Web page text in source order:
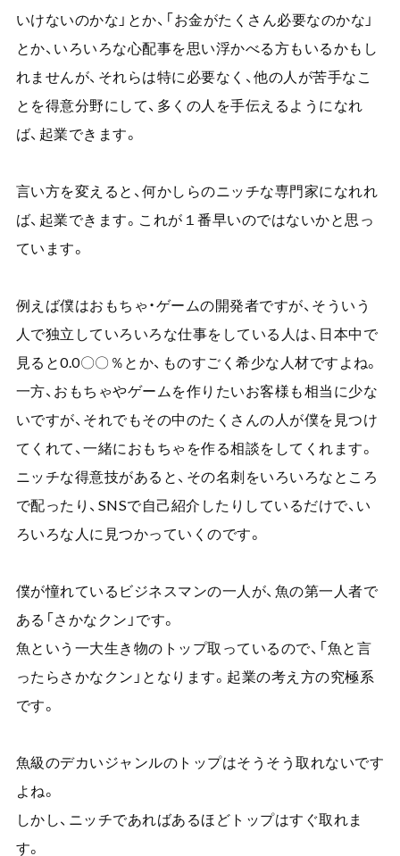
いけないのかな」とか、「お金がたくさん必要なのかな」
とか、いろいろな心配事を思い浮かべる方もいるかもし
れませんが、それらは特に必要なく、他の人が苦手なこ
とを得意分野にして、多くの人を手伝えるようになれ
ば、起業できます。
言い方を変えると、何かしらのニッチな専門家になれれ
ば、起業できます。これが１番早いのではないかと思っ
ています。
例えば僕はおもちゃ・ゲームの開発者ですが、そういう
人で独立していろいろな仕事をしている人は、日本中で
見ると0.0〇〇％とか、ものすごく希少な人材ですよね。
一方、おもちゃやゲームを作りたいお客様も相当に少な
いですが、それでもその中のたくさんの人が僕を見つけ
てくれて、一緒におもちゃを作る相談をしてくれます。
ニッチな得意技があると、その名刺をいろいろなところ
で配ったり、 SNSで自己紹介したりしているだけで、い
ろいろな人に見つかっていくのです。
僕が憧れているビジネスマンの一人が、魚の第一人者で
ある「さかなクン」です。
魚という一大生き物のトップ取っているので、「魚と言
ったらさかなクン」となります。起業の考え方の究極系
です。
魚級のデカいジャンルのトップはそうそう取れないです
よね。
しかし、ニッチであればあるほどトップはすぐ取れま
す。